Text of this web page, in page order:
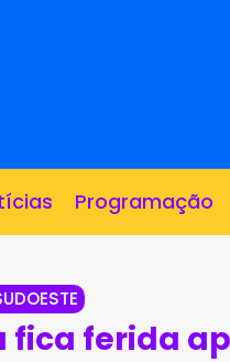
Programação
fica ferida